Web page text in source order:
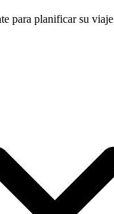
para planificar su viaje